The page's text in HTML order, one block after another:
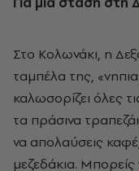
Στο Κολωνάκι, η
ταμπέλα της,
καλωσορίζει όλες
τα πράσινα
να απολαύσεις
μεζεδάκια. Μπορείς